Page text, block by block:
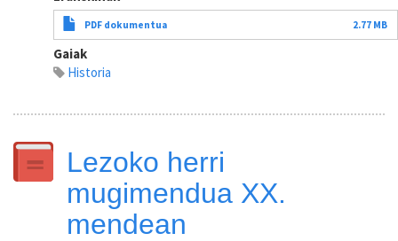
PDF dokumentua 2.77 MB
Gaiak
Historia
Lezoko herri
mugimendua XX.
mendean